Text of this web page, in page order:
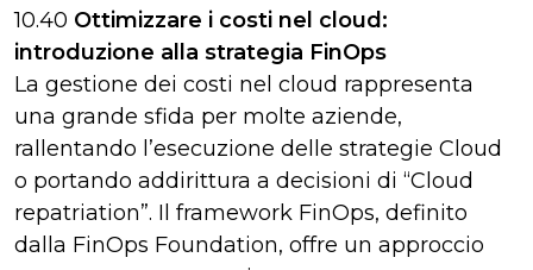
10.40 Ottimizzare i costi nel cloud:
introduzione alla strategia FinOps
La gestione dei costi nel cloud rappresenta
una grande sfida per molte aziende,
rallentando l’esecuzione delle strategie Cloud
o portando addirittura a decisioni di “Cloud
repatriation”. Il framework FinOps, definito
dalla FinOps Foundation, offre un approccio